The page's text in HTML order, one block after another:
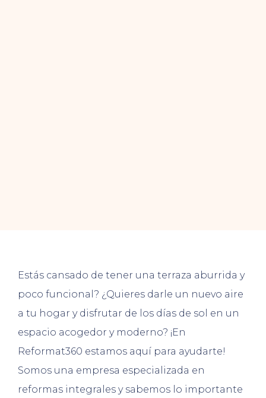
Estás cansado de tener una terraza aburrida y
poco funcional? ¿Quieres darle un nuevo aire
a tu hogar y disfrutar de los días de sol en un
espacio acogedor y moderno? ¡En
Reformat360 estamos aquí para ayudarte!
Somos una empresa especializada en
reformas integrales y sabemos lo importante